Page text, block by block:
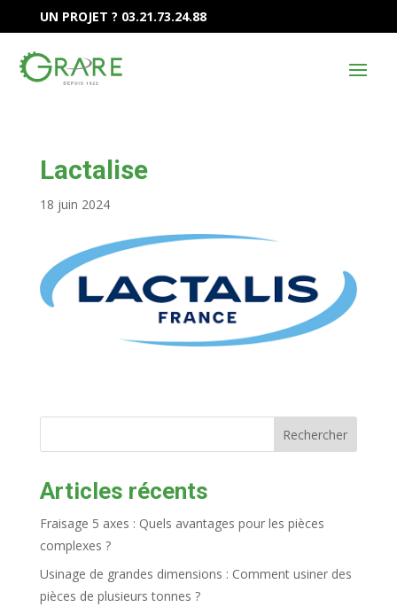
UN PROJET ? 03.21.73.24.88
Lactalise
18 juin 2024
Rechercher
Articles récents
Fraisage 5 axes : Quels avantages pour les pièces
complexes ?
Usinage de grandes dimensions : Comment usiner des
pièces de plusieurs tonnes ?